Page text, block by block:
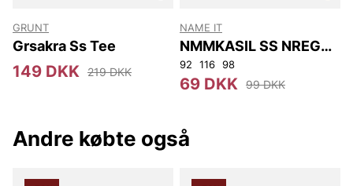
GRUNT
Grsakra Ss Tee
149 DKK 219 DKK
NAME IT
NMMKASIL SS NREG
TOP PB
92 116 98
69 DKK 99 DKK
Andre købte også